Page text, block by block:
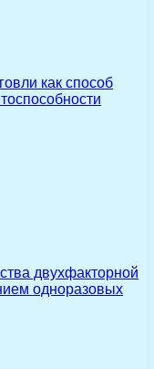
как способ
двухфакторной
одноразовых